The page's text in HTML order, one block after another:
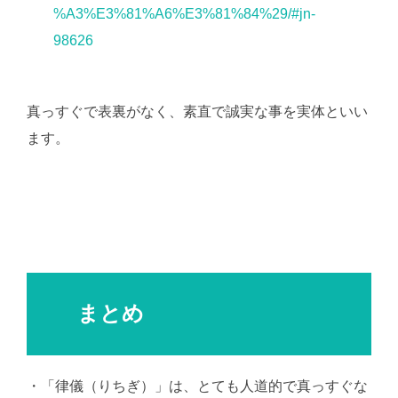
%A3%E3%81%A6%E3%81%84%29/#jn-
98626
真っすぐで表裏がなく、素直で誠実な事を実体といい
ます。
まとめ
・「律儀（りちぎ）」は、とても人道的で真っすぐな